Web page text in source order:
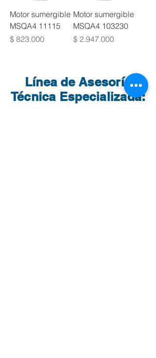
Motor sumergible
MSQA4 11115
Precio
$ 823.000
Motor sumergible
MSQA4 103230
Precio
$ 2.947.000
Línea de Asesoría
Técnica Especializada: